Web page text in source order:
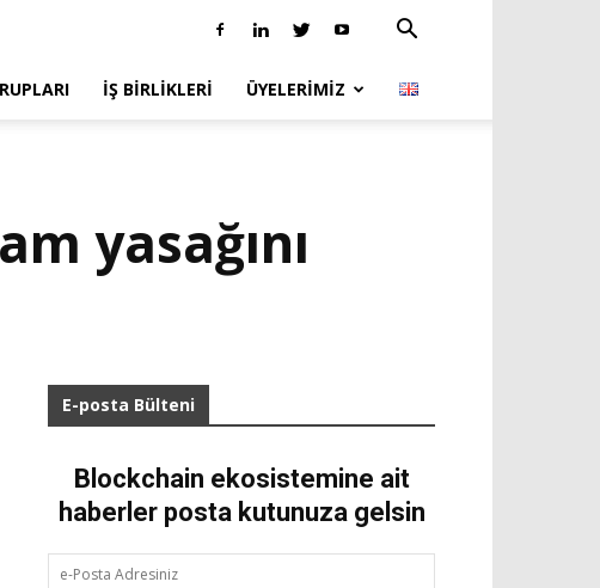
İŞ BIRLIKLERI ÜYELERIMIZ
yasağını
E-posta Bülteni
Blockchain ekosistemine ait
haberler posta kutunuza gelsin